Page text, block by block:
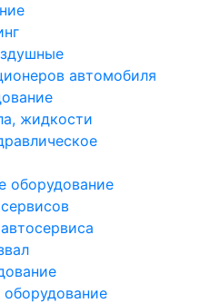
автомобиля
жидкости
оборудование